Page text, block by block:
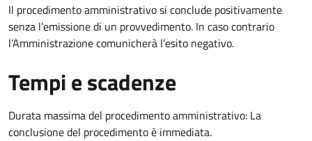
Il procedimento amministrativo si conclude positivamente
senza l’emissione di un provvedimento. In caso contrario
l’Amministrazione comunicherà l’esito negativo.
Tempi e scadenze
Durata massima del procedimento amministrativo: La
conclusione del procedimento è immediata.